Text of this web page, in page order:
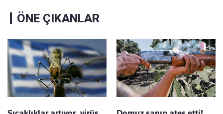
ÖNE ÇIKANLAR